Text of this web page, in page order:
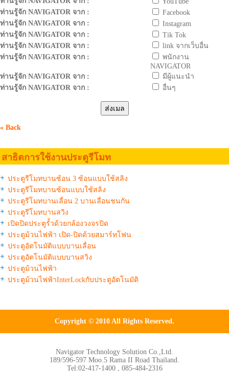
ท่านรู้จัก NAVIGATOR จาก :
Facebook
ท่านรู้จัก NAVIGATOR จาก :
Instagram
ท่านรู้จัก NAVIGATOR จาก :
Tik Tok
ท่านรู้จัก NAVIGATOR จาก :
link จากเว็บอื่น
ท่านรู้จัก NAVIGATOR จาก :
พนักงาน
NAVIGATOR
ท่านรู้จัก NAVIGATOR จาก :
มีผู้แนะนำ
ท่านรู้จัก NAVIGATOR จาก :
อื่นๆ
« Back
สาธิตการใช้งานประตูรีโมท
ประตูรีโมทบานซ้อน 3 ซ้อนแบบใช้สลิง
ประตูรีโมทบานซ้อนแบบใช้สลิง
ประตูรีโมทบานเลื่อน 2 บานเลื่อนชนกัน
ประตูรีโมทบานสวิง
เปิดปิดประตูรั้วด้วยกล้องวงจรปิด
ประตูม้วนไฟฟ้า เปิด-ปิดด้วยสมาร์ทโฟน
ประตูอัตโนมัติแบบบานเลื่อน
ประตูอัตโนมัติแบบบานสวิง
ประตูม้วนไฟฟ้า
ประตูม้วนไฟฟ้าInterLockกับประตูอัตโนมัติ
Copyright © 2010 All Rights Reserved.
Navigator Technology Solution Co.,Ltd.
189/596-597 Moo.5 Rama II Road Thailand.
Tel:02-417-1400 , 085-484-2316